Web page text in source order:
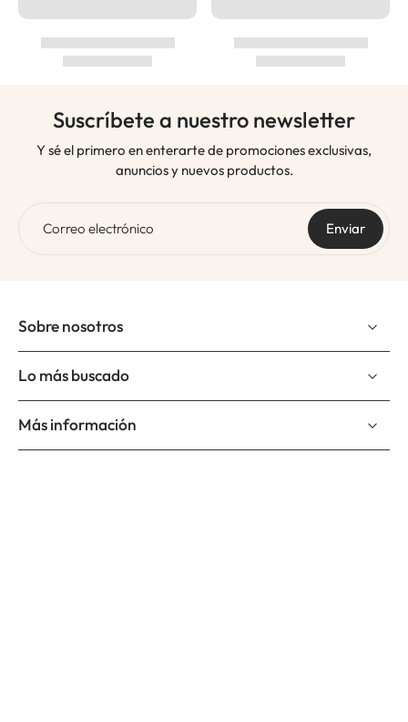
Suscríbete a nuestro newsletter
Y sé el primero en enterarte de promociones exclusivas,
anuncios y nuevos productos.
Correo electrónico Enviar
Sobre nosotros
Lo más buscado
Más información